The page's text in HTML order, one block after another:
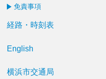
免責事項
経路・時刻表
English
横浜市交通局